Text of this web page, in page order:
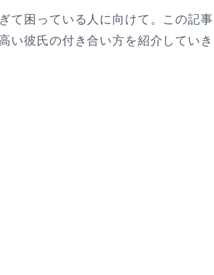
て困っている人に向けて。この記事
い彼氏の付き合い方を紹介していき